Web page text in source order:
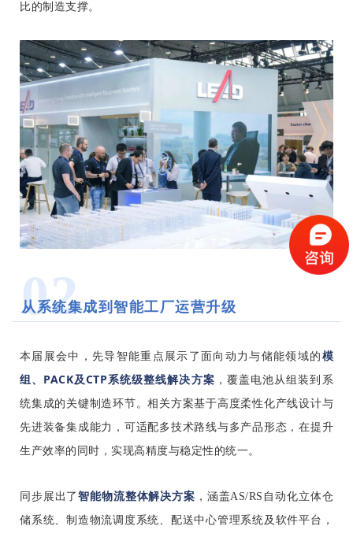
比的制造支撑。
02
从系统集成到智能工厂运营升级
本届展会中，先导智能重点展示了面向动力与储能领域的 模
组、PACK及CTP系统级整线解决方案 ，覆盖电池从组装到系
统集成的关键制造环节。相关方案基于高度柔性化产线设计与
先进装备集成能力，可适配多技术路线与多产品形态，在提升
生产效率的同时，实现高精度与稳定性的统一。
同步展出了智能物流整体解决方案 ，涵盖AS/RS自动化立体仓
储系统、制造物流调度系统、配送中心管理系统及软件平台，